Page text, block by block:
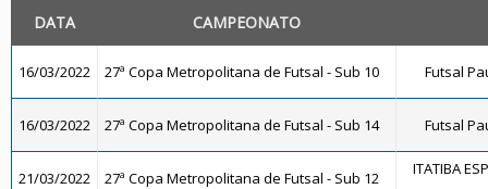
DATA CAMPEONATO
16/03/2022 27ª Copa Metropolitana de Futsal - Sub 10 Futsal
16/03/2022 27ª Copa Metropolitana de Futsal - Sub 14 Futsal
21/03/2022 27ª Copa Metropolitana de Futsal - Sub 12 ITATIBA